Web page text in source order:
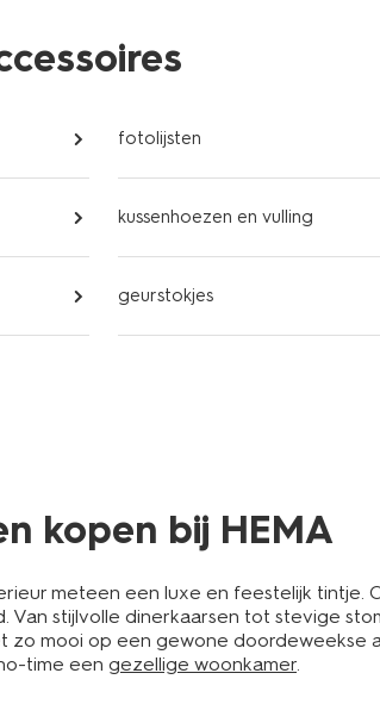
fotolijsten
kussenhoezen en vulling
geurstokjes
kopen bij HEMA
meteen een luxe en feestelijk tintje.
Van stijlvolle dinerkaarsen tot stevige
zo mooi op een gewone doordeweekse
time een gezellige woonkamer.